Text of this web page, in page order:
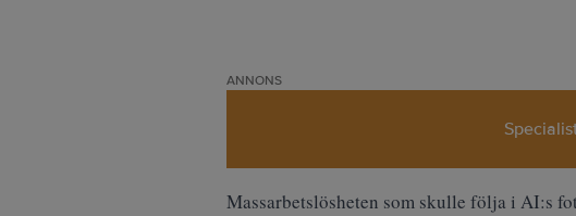
ANNONS
Massarbetslösheten som skulle följa i AI:s